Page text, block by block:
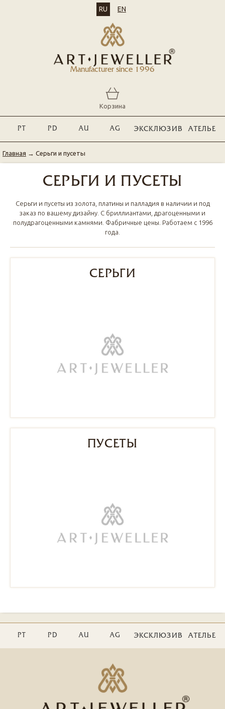
Manufacturer since 1996
RU EN
Корзина
PT PD AU AG ЭКСКЛЮЗИВ АТЕЛЬЕ
Главная → Серьги и пусеты
СЕРЬГИ И ПУСЕТЫ
Серьги и пусеты из золота, платины и палладия в наличии и под
заказ по вашему дизайну. С бриллиантами, драгоценными и
полудрагоценными камнями. Фабричные цены. Работаем с 1996
года.
СЕРЬГИ
ПУСЕТЫ
PT PD AU AG ЭКСКЛЮЗИВ АТЕЛЬЕ